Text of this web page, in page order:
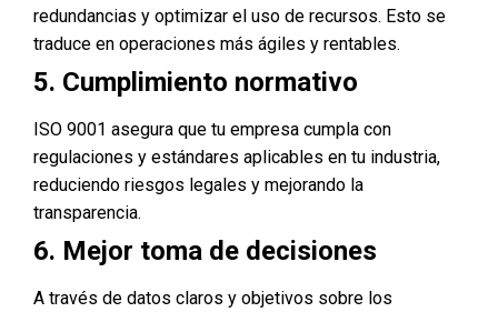
redundancias y optimizar el uso de recursos. Esto se
traduce en operaciones más ágiles y rentables.
5. Cumplimiento normativo
ISO 9001 asegura que tu empresa cumpla con
regulaciones y estándares aplicables en tu industria,
reduciendo riesgos legales y mejorando la
transparencia.
6. Mejor toma de decisiones
A través de datos claros y objetivos sobre los